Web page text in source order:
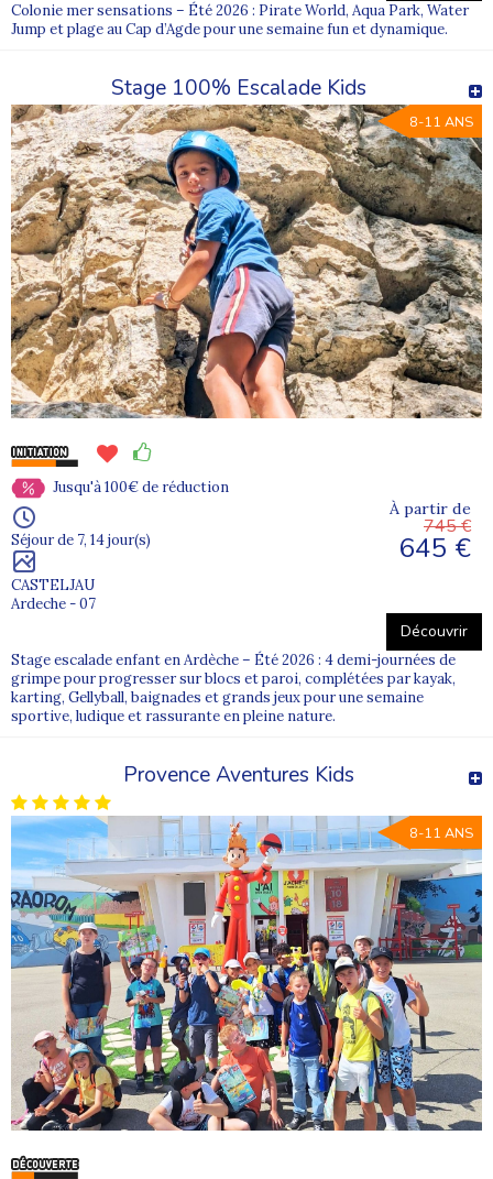
Colonie mer sensations – Été 2026 : Pirate World, Aqua Park, Water
Jump et plage au Cap d’Agde pour une semaine fun et dynamique.
Stage 100% Escalade Kids
8-11 ANS
Jusqu'à 100€ de réduction
Séjour de 7, 14 jour(s)
CASTELJAU
Ardeche - 07
À partir de
745 €
645 €
Découvrir
Stage escalade enfant en Ardèche – Été 2026 : 4 demi-journées de
grimpe pour progresser sur blocs et paroi, complétées par kayak,
karting, Gellyball, baignades et grands jeux pour une semaine
sportive, ludique et rassurante en pleine nature.
Provence Aventures Kids
8-11 ANS